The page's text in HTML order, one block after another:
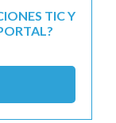
TIC Y